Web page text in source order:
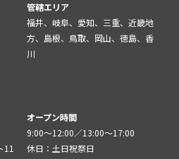
管轄エリア
福井、岐阜、愛知、三重、近畿地
方、島根、鳥取、岡山、徳島、香
川
11
オープン時間
9:00～12:00／13:00～17:00
休日：土日祝祭日